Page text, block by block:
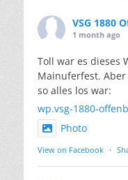
VSG 1880
1 month ago
Toll war es dieses
Mainuferfest. Aber
so alles los war:
wp.vsg-1880-
Photo
View on Facebook ·